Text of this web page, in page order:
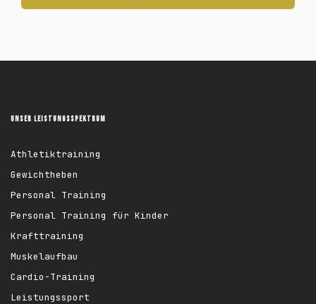
UNSER LEISTUNGSSPEKTRUM
Athletiktraining
Gewichtheben
Personal Training
Personal Training für Kinder
Krafttraining
Muskelaufbau
Cardio-Training
Leistungssport